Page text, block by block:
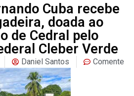
Cuba recebe
doada ao
de Cedral pelo
Cleber Verde
Daniel Santos Comente